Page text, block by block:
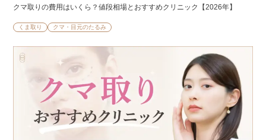
クマ取りの費用はいくら？値段相場とおすすめクリニック【2026年】
くま取り クマ・目元のたるみ